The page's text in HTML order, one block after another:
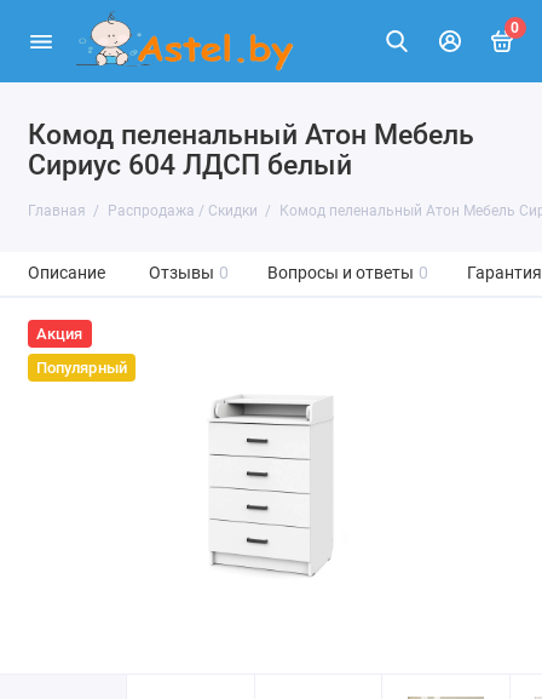
0
Комод пеленальный Атон Мебель
Сириус 604 ЛДСП белый
Главная Распродажа / Скидки Комод пеленальный Атон Мебель
Описание Отзывы 0 Вопросы и ответы 0 Гарантия
Акция
Популярный